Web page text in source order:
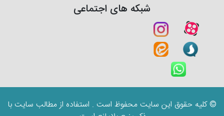
شبکه های اجتماعی
© کلیه حقوق این سایت محفوظ است . استفاده از مطالب سایت با